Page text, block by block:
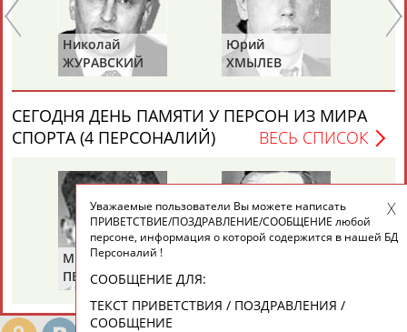
Камалудин
АБДУЛДАУДОВ
Абдула
АБДУЛЖАЛИЛОВ
Магомед
АБДУЛКАГИРОВ
Назир
АБДУЛЛАЕВ
24 персон из 13181
ЕЩЁ ПЕРСОНЫ
ТАБЛО АКТИВНОСТИ
ЦЕЛИ ПРОЕКТА КОНТАКТЫ
Николай
ЖУРАВСКИЙ
Юрий
ХМЫЛЕВ
СЕГОДНЯ ДЕНЬ ПАМЯТИ У ПЕРСОН ИЗ МИРА
СПОРТА (4 ПЕРСОНАЛИЙ)
ВЕСЬ СПИСОК
Михаил
ПЕРЕЛЬМАН
(ПЕРЛЬМАН)
Уважаемые пользователи Вы можете написать
ПРИВЕТСТВИЕ/ПОЗДРАВЛЕНИЕ/СООБЩЕНИЕ любой
персоне, информация о которой содержится в нашей БД
Персоналий !
СООБЩЕНИЕ ДЛЯ:
ТЕКСТ ПРИВЕТСТВИЯ / ПОЗДРАВЛЕНИЯ /
СООБЩЕНИЕ